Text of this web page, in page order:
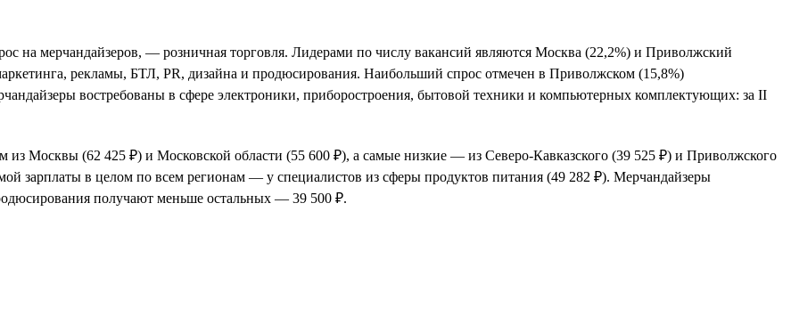
на мерчандайзеров, — розничная торговля. Лидерами по числу вакансий являются Москва (22,2%) и Приволжский
рекламы, БТЛ, PR, дизайна и продюсирования. Наибольший спрос отмечен в Приволжском (15,8%)
востребованы в сфере электроники, приборостроения, бытовой техники и компьютерных комплектующих: за II
из Москвы (62 425 ₽) и Московской области (55 600 ₽), а самые низкие — из Северо-Кавказского (39 525 ₽) и Приволжского
зарплаты в целом по всем регионам — у специалистов из сферы продуктов питания (49 282 ₽). Мерчандайзеры
получают меньше остальных — 39 500 ₽.